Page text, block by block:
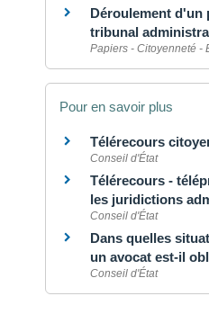
Déroulement d'un
tribunal
Papiers - Citoyenneté -
Pour en savoir plus
Télérecours
Conseil d'État
Télérecours -
les juridictions
Conseil d'État
Dans quelles
un avocat est-il
Conseil d'État